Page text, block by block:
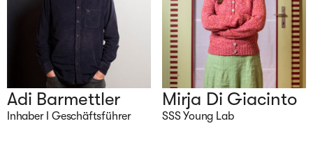
Adi Barmettler
Inhaber I Geschäftsführer
Mirja Di Giacinto
SSS Young Lab